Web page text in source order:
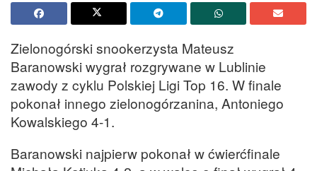
Zielonogórski snookerzysta Mateusz
Baranowski wygrał rozgrywane w Lublinie
zawody z cyklu Polskiej Ligi Top 16. W finale
pokonał innego zielonogórzanina, Antoniego
Kowalskiego 4-1.
Baranowski najpierw pokonał w ćwierćfinale